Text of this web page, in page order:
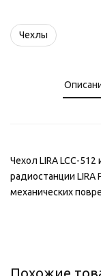
Чехлы
Чехол LIRA LCC-
радиостанции
механических